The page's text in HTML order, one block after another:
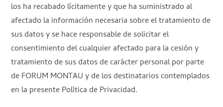
los ha recabado lícitamente y que ha suministrado al
afectado la información necesaria sobre el tratamiento de
sus datos y se hace responsable de solicitar el
consentimiento del cualquier afectado para la cesión y
tratamiento de sus datos de carácter personal por parte
de FORUM MONTAU y de los destinatarios contemplados
en la presente Política de Privacidad.